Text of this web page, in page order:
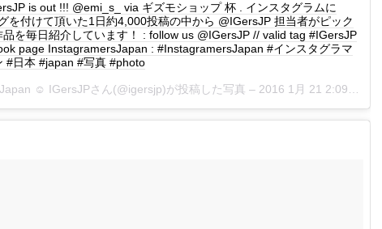
is out !!! @emi_s_ via ギズモショップ 杯 . インスタグラムに
を付けて頂いた1日約4,000投稿の中から @IGersJP 担当者がピック
品を毎日紹介しています！ : follow us @IGersJP // valid tag #IGersJP
page InstagramersJapan : #InstagramersJapan #インスタグラマ
#日本 #japan #写真 #photo
☺︎ IGersJPさん(@igersjp)が投稿した写真 – 2016 1月 21 2:09午後 PST